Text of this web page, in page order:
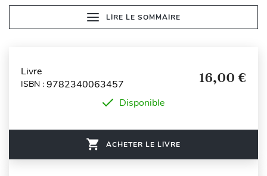
LIRE LE SOMMAIRE
Livre
ISBN : 9782340063457 16,00 €
Disponible
ACHETER LE LIVRE